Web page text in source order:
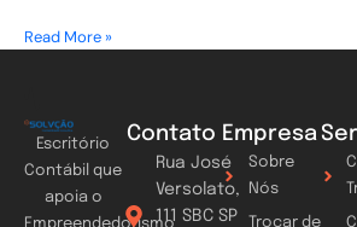
Read More »
Escritório
Contábil que
apoia o
Contato
Rua José
Versolato,
111 SBC SP
Empresa
Sobre
Nós
Trocar de